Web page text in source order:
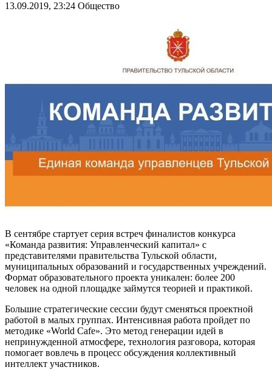
13.09.2019, 23:24 Общество
В сентябре стартует серия встреч финалистов конкурса
«Команда развития: Управленческий капитал» с
представителями правительства Тульской области,
муниципальных образований и государственных учреждений.
Формат образовательного проекта уникален: более 200
человек на одной площадке займутся теорией и практикой.
Большие стратегические сессии будут сменяться проектной
работой в малых группах. Интенсивная работа пройдет по
методике «World Cafe». Это метод генерации идей в
непринужденной атмосфере, технология разговора, которая
помогает вовлечь в процесс обсуждения коллективный
интеллект участников.